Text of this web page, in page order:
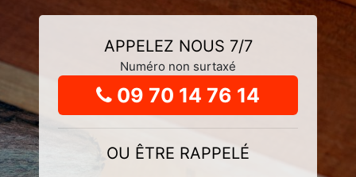
APPELEZ NOUS 7/7
Numéro non surtaxé
09 70 14 76 14
OU ÊTRE RAPPELÉ